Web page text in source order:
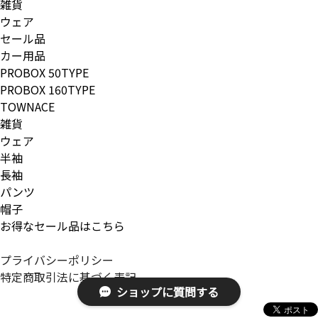
雑貨
ウェア
セール品
カー用品
PROBOX 50TYPE
PROBOX 160TYPE
TOWNACE
雑貨
ウェア
半袖
長袖
パンツ
帽子
お得なセール品はこちら
プライバシーポリシー
特定商取引法に基づく表記
ショップに質問する